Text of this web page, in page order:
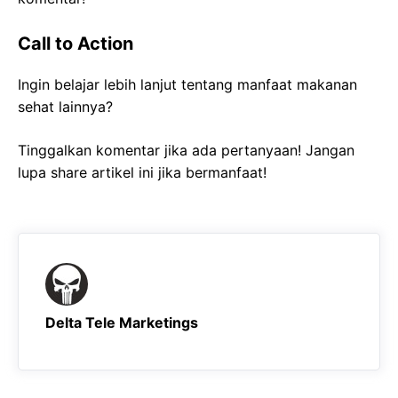
Call to Action
Ingin belajar lebih lanjut tentang manfaat makanan
sehat lainnya?
Tinggalkan komentar jika ada pertanyaan! Jangan
lupa share artikel ini jika bermanfaat!
Delta Tele Marketings